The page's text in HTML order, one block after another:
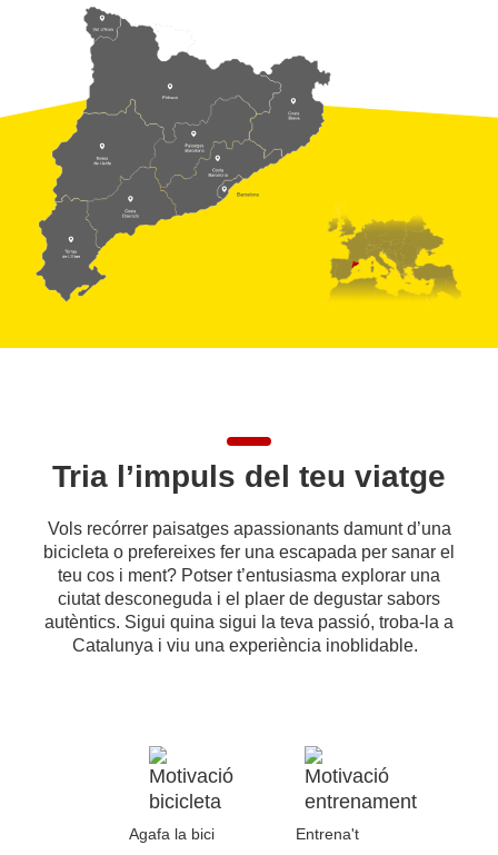
Tria l’impuls del teu viatge
Vols recórrer paisatges apassionants damunt d’una
bicicleta o prefereixes fer una escapada per sanar el
teu cos i ment? Potser t’entusiasma explorar una
ciutat desconeguda i el plaer de degustar sabors
autèntics. Sigui quina sigui la teva passió, troba-la a
Catalunya i viu una experiència inoblidable.
Agafa la bici Entrena't